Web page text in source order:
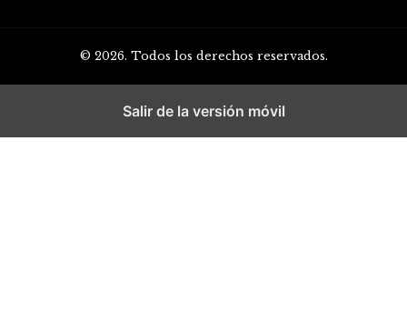
© 2026. Todos los derechos reservados.
Salir de la versión móvil